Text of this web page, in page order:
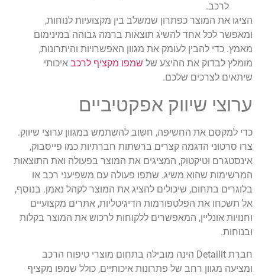
לרכב.
הציגו את המוצר כפתרון שמשלב בין מקצועיות לנוחות,
ומאפשר לכל אחד להשיג תוצאות ברמה גבוהה במינימום
מאמץ. כדי להבין לעומק את מגוון האפשרויות והיתרונות,
מומלץ לבדוק את ההיצע של שמפו מקציף לרכב איכותי
שיתאים לצרכים שלכם.
ערוצי שיווק אפקטיביים
כדי למקסם את החשיפה, חשוב להשתמש במגוון ערוצי שיווק.
צרו סרטוני הדגמה קצרים ברשתות חברתיות כמו פייסבוק,
אינסטגרם וטיקטוק, המציגים את המוצר בפעולה ואת התוצאות
המרשימות שהוא משיג. שתפו פעולה עם משפיעני רכב או
בלוגרים בתחום, שיכולים להציג את המוצר לקהל נאמן. בנוסף,
אל תשכחו את הפלטפורמות הדיגיטליות, אתרים מקצועיים
וחנויות אונליין, המאפשרים ללקוחות לרכוש את המוצר בקלות
ובנוחות.
חברת Detailit הינה מובילה בתחום מוצרי טיפוח הרכב
ומציעה מגוון רחב של פתרונות איכותיים, כולל שמפו מקציף